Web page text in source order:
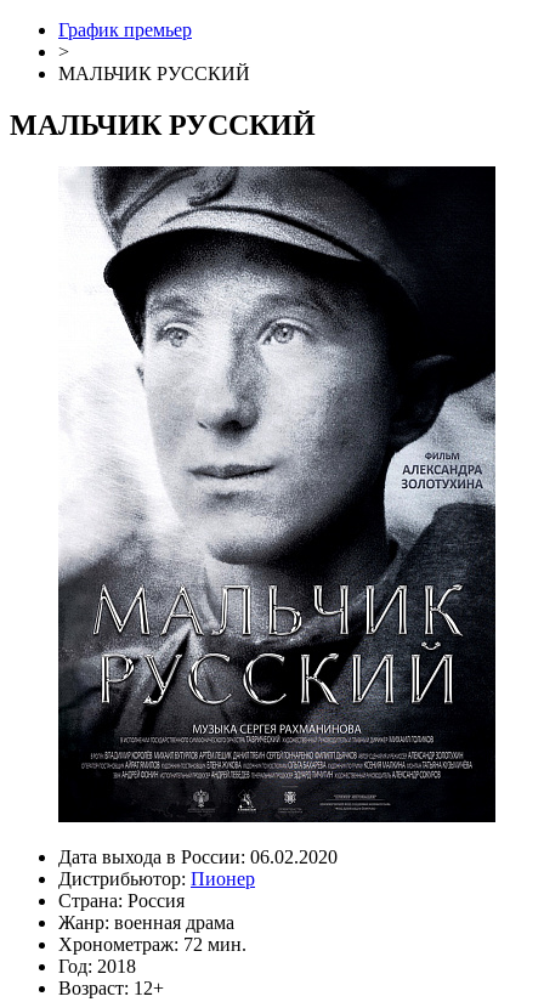
График премьер
>
МАЛЬЧИК РУССКИЙ
МАЛЬЧИК РУССКИЙ
Дата выхода в России: 06.02.2020
Дистрибьютор: Пионер
Страна: Россия
Жанр: военная драма
Хронометраж: 72 мин.
Год: 2018
Возраст: 12+